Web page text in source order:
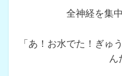
全神経を集
「あ！お水でた！ぎゅ
ん